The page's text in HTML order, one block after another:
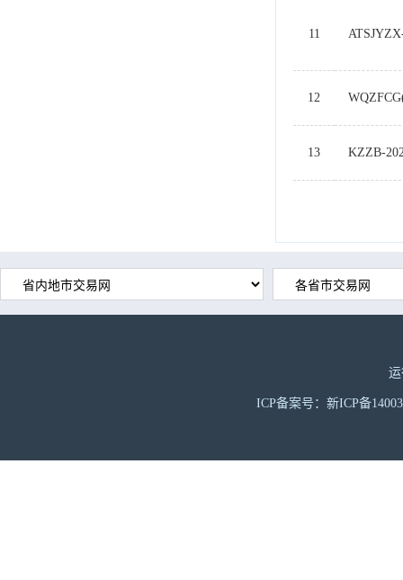
11
12
13 KZZB-
ICP备案号：新ICP备